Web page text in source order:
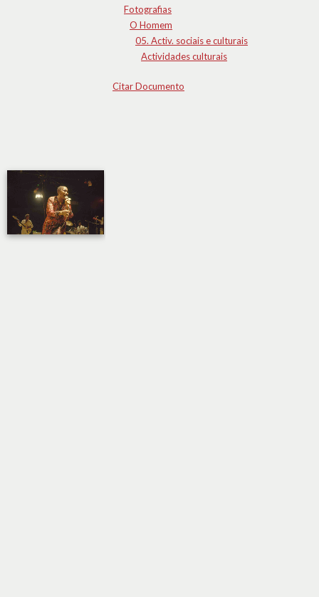
Fotografias
O Homem
05. Activ. sociais e culturais
Actividades culturais
Citar Documento